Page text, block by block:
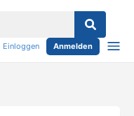
Einloggen Anmelden